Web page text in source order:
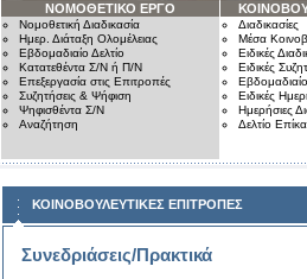
ΝΟΜΟΘΕΤΙΚΟ ΕΡΓΟ
Νομοθετική Διαδικασία
Ημερ. Διάταξη Ολομέλειας
Εβδομαδιαίο Δελτίο
Κατατεθέντα Σ/Ν ή Π/Ν
Επεξεργασία στις Επιτροπές
Συζητήσεις & Ψήφιση
Ψηφισθέντα Σ/Ν
Αναζήτηση
Διαδικασίες
Μέσα
Ειδικές
Ειδικές
Εβδομαδιαίο
Ειδικές
Ημερήσιες
Δελτίο
ΚΟΙΝΟΒΟΥΛΕΥΤΙΚΕΣ ΕΠΙΤΡΟΠΕΣ
Συνεδριάσεις/Πρακτικά